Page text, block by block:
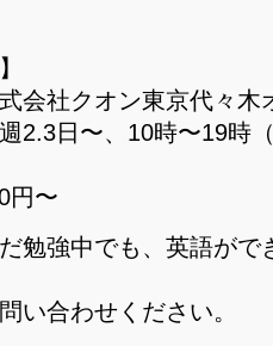
会社クオン東京代々木
2.3日〜、10時〜19時
円〜
勉強中でも、英語がで
い合わせください。